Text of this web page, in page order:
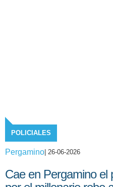
POLICIALES
Pergamino | 26-06-2026
Cae en Pergamino el